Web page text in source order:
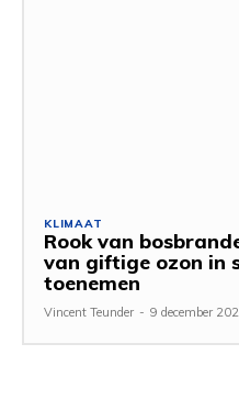
KLIMAAT
Rook van
van giftige ozon in
toenemen
Vincent Teunder - 9 december